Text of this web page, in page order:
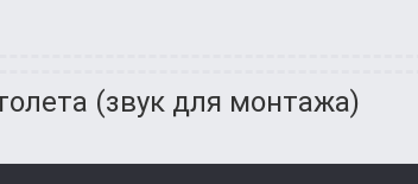
(звук для монтажа)